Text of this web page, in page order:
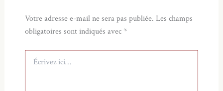
Votre adresse e-mail ne sera pas publiée. Les champs
obligatoires sont indiqués avec*
ici…